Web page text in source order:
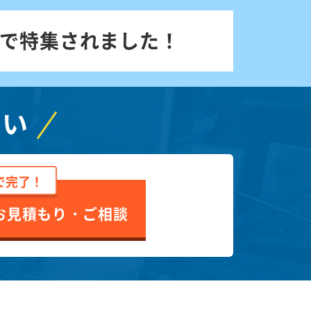
特集されました！
完了！
見積もり・ご相談